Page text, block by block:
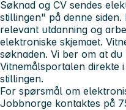
Søknad og CV sendes
stillingen" på denne
relevant utdanning og
elektroniske skjemaet.
søknaden. Vi ber om at
Vitnemålsportalen direkte
stillingen.
For spørsmål om
Jobbnorge kontaktes på